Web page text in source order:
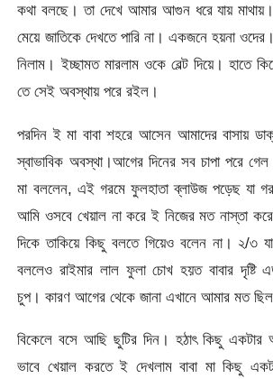
কথা বলছে। তা দেখে আমার আগুন ধরে যায়
মেয়ে জাতিকে দেখতে পারি না। একজনে হয়না
নিলাম। ইচ্ছামত মারলাম ওকে বেল্ট দিয়ে। হাতে
তে সেই অবস্থায় পরে রইল।
পরদিন ই মা বাবা শহরে আসেন আমাদের বাসায়
স্বাভাবিক অবস্থা।আগের দিনের সব চাপা পরে
মা বললেন, এই গরমে ফুলহাতা ব্লাউজ পড়েছ যা
আমি ওসবে খেয়াল না করে ই নিজের মত নাস্তা
দিকে তাকিয়ে কিছু বলতে গিয়েও বলেন না। ২/৩
বললেও রাইমার লাল ফুলা চোখ হয়ত বাবার দৃষ্টি
চুপ। কারণ আগের থেকে জানা এখানে আমার মত
বিকেলে বসে আছি ছুটির দিন। হঠাৎ কিছু
ভাবে খেয়াল করতে ই দেখলাম বাবা মা কিছু